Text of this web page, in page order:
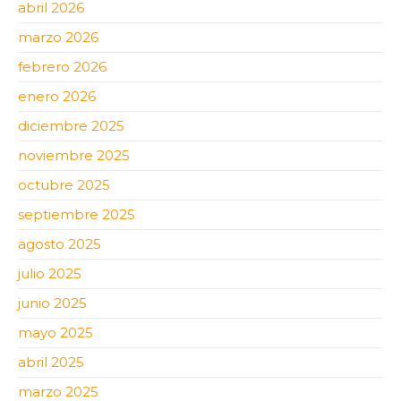
abril 2026
marzo 2026
febrero 2026
enero 2026
diciembre 2025
noviembre 2025
octubre 2025
septiembre 2025
agosto 2025
julio 2025
junio 2025
mayo 2025
abril 2025
marzo 2025